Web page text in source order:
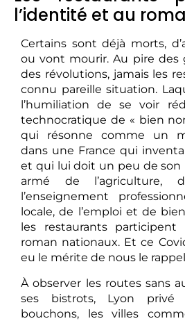
l’identité et au
Certains sont déjà morts,
ou vont mourir. Au pire des
des révolutions, jamais les
connu pareille situation.
l’humiliation de se voir
technocratique de « bien
qui résonne comme un
dans une France qui
et qui lui doit un peu de son
armé de l’agriculture,
l’enseignement
locale, de l’emploi et de
les restaurants
roman nationaux. Et ce
eu le mérite de nous le
À observer les routes sans
ses bistrots, Lyon privé
bouchons, les villes